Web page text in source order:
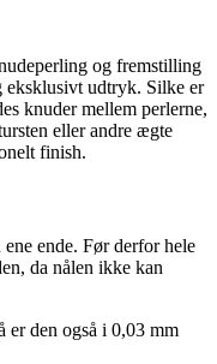
og fremstilling
eksklusivt udtryk. Silke er
knuder mellem perlerne,
eller andre ægte
finish.
ende. Før derfor hele
da nålen ikke kan
er den også i 0,03 mm